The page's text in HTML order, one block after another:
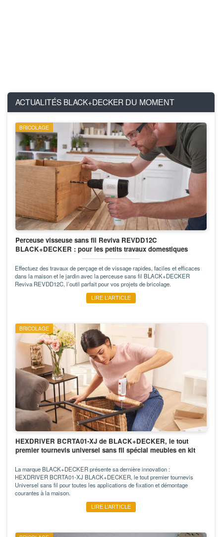
ACTUALITÉS BLACK+DECKER DU MOMENT
BRICOLAGE
Perceuse visseuse sans fil Reviva REVDD12C
BLACK+DECKER : pour les petits travaux domestiques
Effectuez des travaux de perçage et de vissage rapides, faciles et efficaces
dans la maison et le jardin avec la perceuse sans fil BLACK+DECKER
Reviva REVDD12C, l’outil parfait pour vos projets de bricolage.
LIRE L’ARTICLE
BRICOLAGE
HEXDRIVER BCRTA01-XJ de BLACK+DECKER, le tout
premier tournevis universel sans fil spécial meubles en kit
La marque BLACK+DECKER présente sa dernière innovation :
HEXDRIVER BCRTA01-XJ BLACK+DECKER, le tout premier tournevis
Universel sans fil pour toutes les applications de fixation et démontage
courantes à la maison.
LIRE L’ARTICLE